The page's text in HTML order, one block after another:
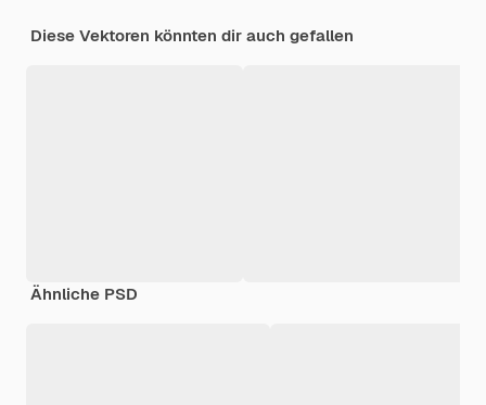
Diese Vektoren könnten dir auch gefallen
Ähnliche PSD